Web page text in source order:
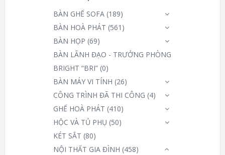
BÀN GHẾ SOFA (189)
BÀN HOÀ PHÁT (561)
BÀN HỌP (69)
BÀN LÃNH ĐẠO - TRƯỞNG PHÒNG
BRIGHT “BRI” (0)
BÀN MÁY VI TÍNH (26)
CÔNG TRÌNH ĐÃ THI CÔNG (4)
GHẾ HOÀ PHÁT (410)
HỘC VÀ TỦ PHỤ (50)
KÉT SẮT (80)
NỘI THẤT GIA ĐÌNH (458)